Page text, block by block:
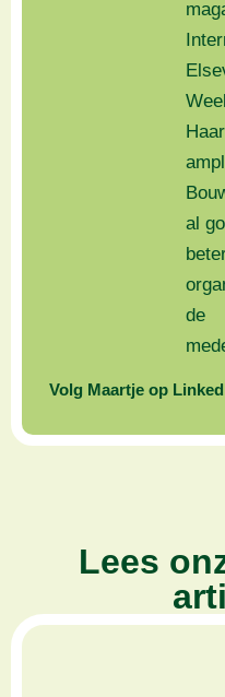
al
de
Volg Maartje op
Lees